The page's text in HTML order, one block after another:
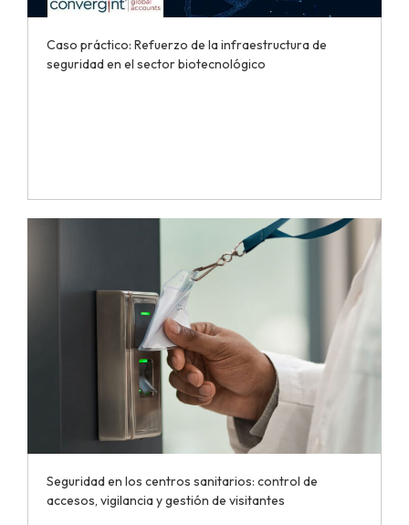
Caso práctico: Refuerzo de la infraestructura de
seguridad en el sector biotecnológico
Seguridad en los centros sanitarios: control de
accesos, vigilancia y gestión de visitantes